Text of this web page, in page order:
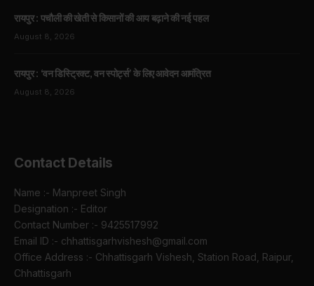
रायपुर : पचौली की खेती से किसानों की आय बढ़ाने की नई पहल
August 8, 2026
रायपुर : ‘वन डिस्ट्रिक्ट, वन स्पोर्ट्स’ के लिए आवेदन आमंत्रित
August 8, 2026
Contact Details
Name :- Manpreet Singh
Designation :- Editor
Contact Number :- 9425517992
Email ID :- chhattisgarhvishesh@gmail.com
Office Address :- Chhattisgarh Vishesh, Station Road, Raipur,
Chhattisgarh